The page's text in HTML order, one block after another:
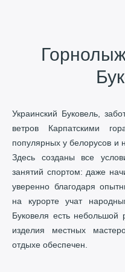
Украинский Буковель,
ветров Карпатскими
популярных у белорусов и
Здесь созданы все
занятий спортом: даже
уверенно благодаря
на курорте учат
Буковеля есть небольшой
изделия местных
отдыхе обеспечен.